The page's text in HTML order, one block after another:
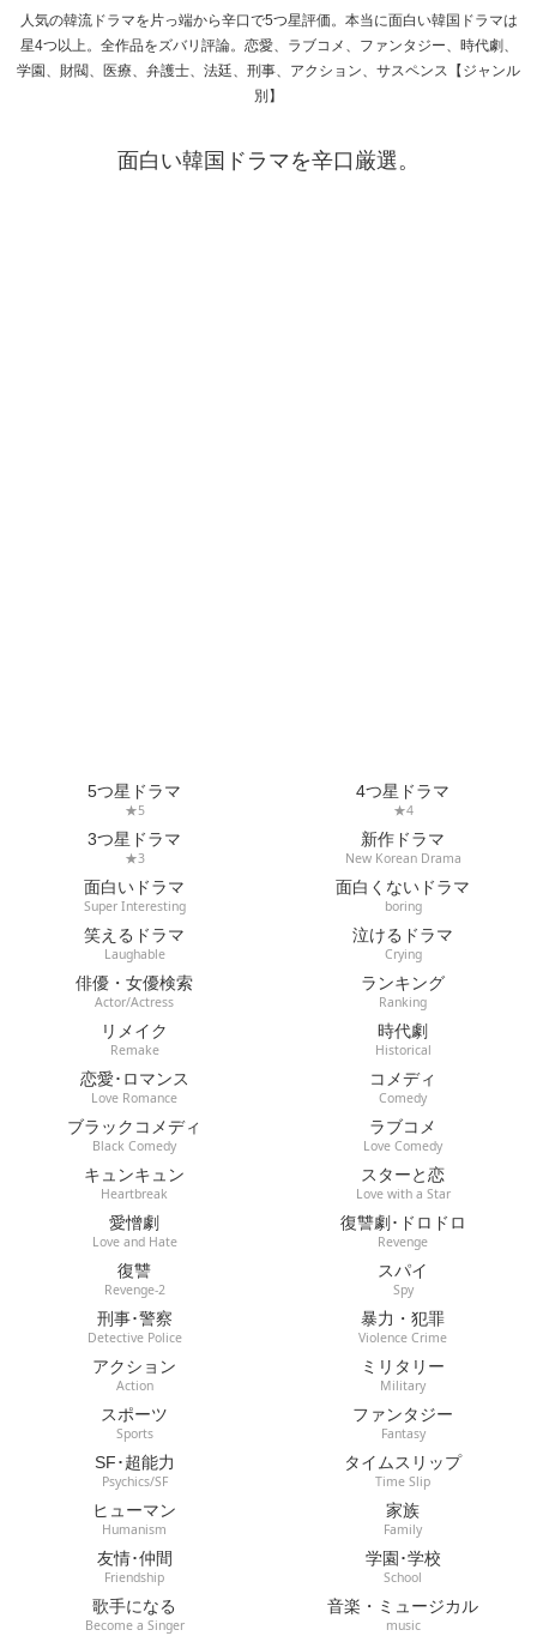
人気の韓流ドラマを片っ端から辛口で5つ星評価。本当に面白い韓国ドラマは
星4つ以上。全作品をズバリ評論。恋愛、ラブコメ、ファンタジー、時代劇、
学園、財閥、医療、弁護士、法廷、刑事、アクション、サスペンス【ジャンル
別】
面白い韓国ドラマを辛口厳選。
5つ星ドラマ
★5
4つ星ドラマ
★4
3つ星ドラマ
★3
新作ドラマ
New Korean Drama
面白いドラマ
Super Interesting
面白くないドラマ
boring
笑えるドラマ
Laughable
泣けるドラマ
Crying
俳優・女優検索
Actor/Actress
ランキング
Ranking
リメイク
Remake
時代劇
Historical
恋愛･ロマンス
Love Romance
コメディ
Comedy
ブラックコメディ
Black Comedy
ラブコメ
Love Comedy
キュンキュン
Heartbreak
スターと恋
Love with a Star
愛憎劇
Love and Hate
復讐劇･ドロドロ
Revenge
復讐
Revenge-2
スパイ
Spy
刑事･警察
Detective Police
暴力・犯罪
Violence Crime
アクション
Action
ミリタリー
Military
スポーツ
Sports
ファンタジー
Fantasy
SF･超能力
Psychics/SF
タイムスリップ
Time Slip
ヒューマン
Humanism
家族
Family
友情･仲間
Friendship
学園･学校
School
歌手になる
Become a Singer
音楽・ミュージカル
music